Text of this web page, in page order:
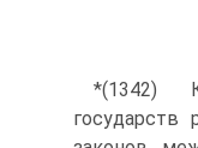
*(1342)
государств